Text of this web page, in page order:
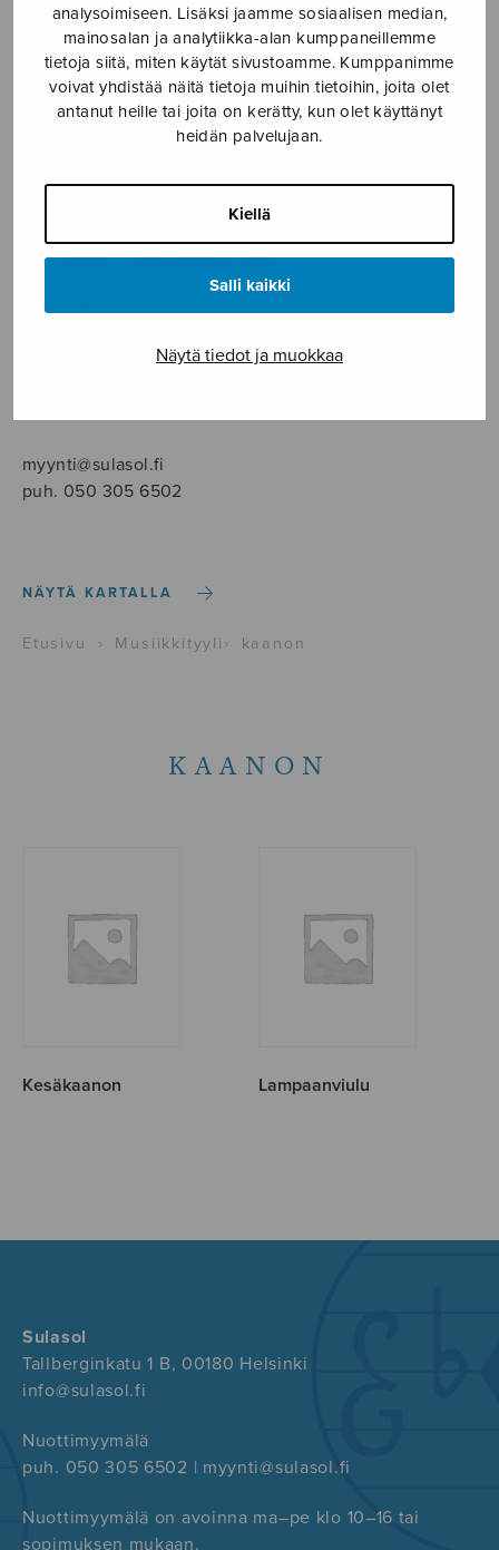
analysoimiseen. Lisäksi jaamme sosiaalisen median,
mainosalan ja analytiikka-alan kumppaneillemme
tietoja siitä, miten käytät sivustoamme. Kumppanimme
voivat yhdistää näitä tietoja muihin tietoihin, joita olet
antanut heille tai joita on kerätty, kun olet käyttänyt
heidän palvelujaan.
Kiellä
Salli kaikki
Näytä tiedot ja muokkaa
SOITINMUSIIKKI
YKSINLAULU
YLEINEN
Sulasol nuottikauppa
Myymälä avoinna
myynti@sulasol.fi
puh. 050 305 6502
NÄYTÄ KARTALLA
Etusivu › Musiikkityyli › kaanon
KAANON
Kesäkaanon Lampaanviulu
Sulasol
Tallberginkatu 1 B, 00180 Helsinki
info@sulasol.fi
Nuottimyymälä
puh. 050 305 6502 | myynti@sulasol.fi
Nuottimyymälä on avoinna ma–pe klo 10–16 tai
sopimuksen mukaan.